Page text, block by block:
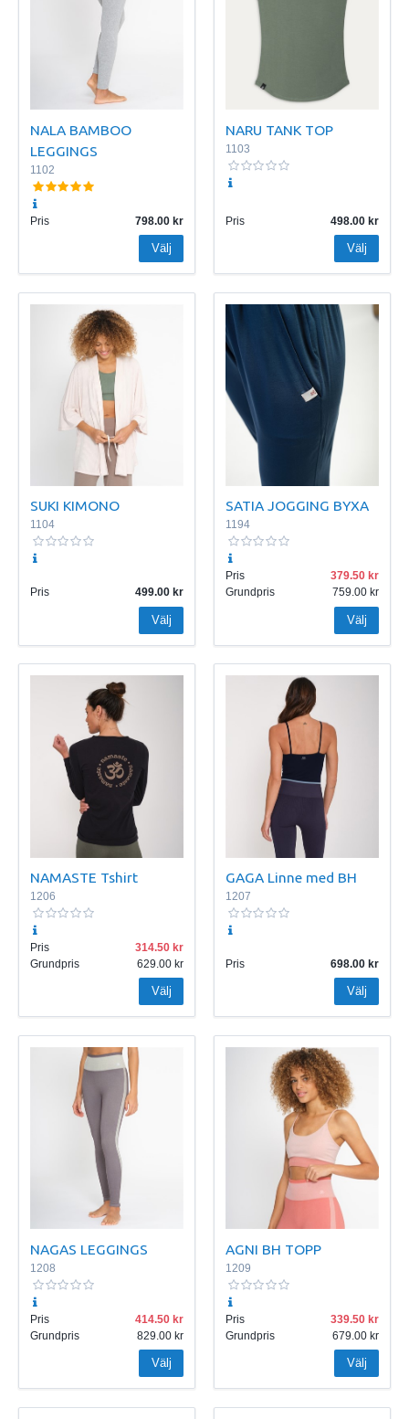
NALA BAMBOO
LEGGINGS
1102
Pris 798.00
Välj
NARU TANK TOP
1103
Pris 498.00
Välj
SUKI KIMONO
1104
Pris 499.00
Välj
SATIA JOGGING BYXA
1194
Pris
379.50
Grundpris
759.00
Välj
NAMASTE Tshirt
1206
Pris
314.50
Grundpris
629.00
Välj
GAGA Linne med BH
1207
Pris 698.00
Välj
NAGAS LEGGINGS
1208
Pris
414.50
Grundpris
829.00
Välj
AGNI BH TOPP
1209
Pris
339.50
Grundpris
679.00
Välj